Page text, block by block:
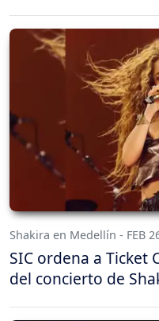
Shakira en Medellín - FEB
SIC ordena a
del concierto de